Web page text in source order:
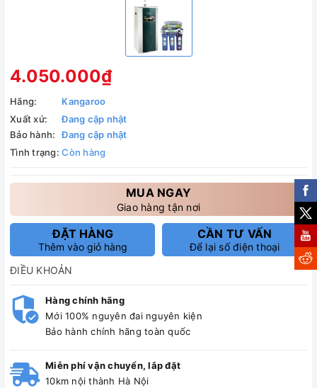
4.050.000₫
Hãng:
Kangaroo
Xuất xứ:
Đang cập nhật
Bảo hành:
Đang cập nhật
Tình trạng: Còn hàng
MUA NGAY
Giao hàng tận nơi
ĐẶT HÀNG
Thêm vào giỏ hàng
CẦN TƯ VẤN
Để lại số điện thoại
ĐIỀU KHOẢN
Hàng chính hãng
Mới 100% nguyên đai nguyên kiện
Bảo hành chính hãng toàn quốc
Miễn phí vận chuyển, lắp đặt
10km nội thành Hà Nội